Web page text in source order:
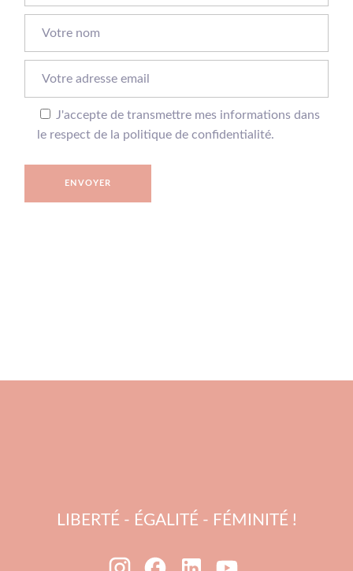
J'accepte de transmettre mes informations dans
le respect de la politique de confidentialité.
ENVOYER
LIBERTÉ - ÉGALITÉ - FÉMINITÉ !